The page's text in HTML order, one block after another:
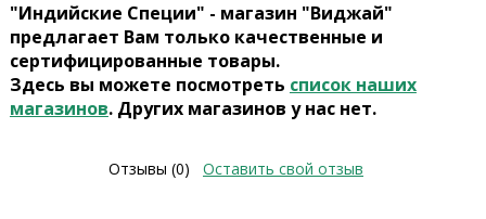
"Индийские Специи" - магазин "Виджай"
предлагает Вам только качественные и
сертифицированные товары.
Здесь вы можете посмотреть список наших
магазинов. Других магазинов у нас нет.
Отзывы (0) Оставить свой отзыв